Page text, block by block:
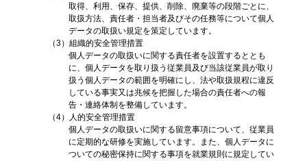
取得、利用、保存、提供、削除、廃棄等の段階ごとに、
取扱方法、責任者・担当者及びその任務等について個人
データの取扱い規定を策定しています。
（3）組織的安全管理措置
個人データの取扱いに関する責任者を設置するととも
に、個人データを取り扱う従業員及び当該従業員が取り
扱う個人データの範囲を明確にし、法や取扱規程に違反
している事実又は兆候を把握した場合の責任者への報
告・連絡体制を整備しています。
（4）人的安全管理措置
個人データの取扱いに関する留意事項について、従業員
に定期的な研修を実施しています。また、個人データに
ついての秘密保持に関する事項を就業規則に規定してい